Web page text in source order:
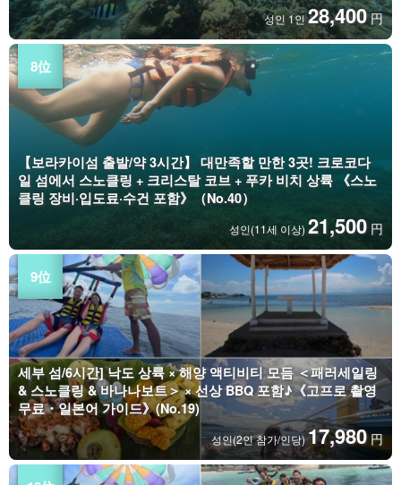
성인 1인28,400 円
【보라카이섬 출발/약 3시간】 대만족할 만한 3곳! 크로코다
일 섬에서 스노클링 + 크리스탈 코브 + 푸카 비치 상륙 《스노
클링 장비·입도료·수건 포함》（No.40）
성인(11세 이상) 21,500 円
세부 섬/6시간] 낙도 상륙 × 해양 액티비티 모듬 ＜패러세일링
& 스노클링 & 바나나보트＞ × 선상 BBQ 포함♪《고프로 촬영
무료・일본어 가이드》(No.19)
성인(2인 참가/인당)17,980 円